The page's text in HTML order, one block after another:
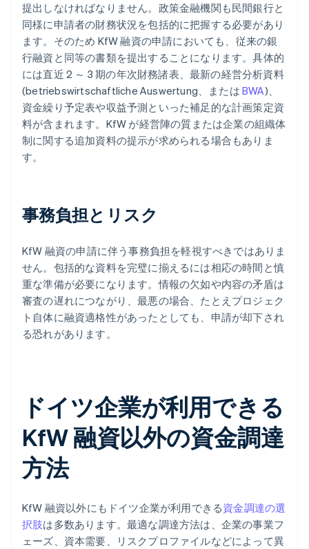
提出しなければなりません。政策金融機関も民間銀行と
同様に申請者の財務状況を包括的に把握する必要があり
ます。そのため KfW 融資の申請においても、従来の銀
行融資と同等の書類を提出することになります。具体的
には直近 2 ～ 3 期の年次財務諸表、最新の経営分析資料
(betriebswirtschaftliche Auswertung、または BWA)、
資金繰り予定表や収益予測といった補足的な計画策定資
料が含まれます。KfW が経営陣の質または企業の組織体
制に関する追加資料の提示が求められる場合もありま
す。
事務負担とリスク
KfW 融資の申請に伴う事務負担を軽視すべきではありま
せん。包括的な資料を完璧に揃えるには相応の時間と慎
重な準備が必要になります。情報の欠如や内容の矛盾は
審査の遅れにつながり、最悪の場合、たとえプロジェク
ト自体に融資適格性があったとしても、申請が却下され
る恐れがあります。
ドイツ企業が利用できる
KfW 融資以外の資金調達
方法
KfW 融資以外にもドイツ企業が利用できる資金調達の選
択肢は多数あります。最適な調達方法は、企業の事業フ
ェーズ、資本需要、リスクプロファイルなどによって異